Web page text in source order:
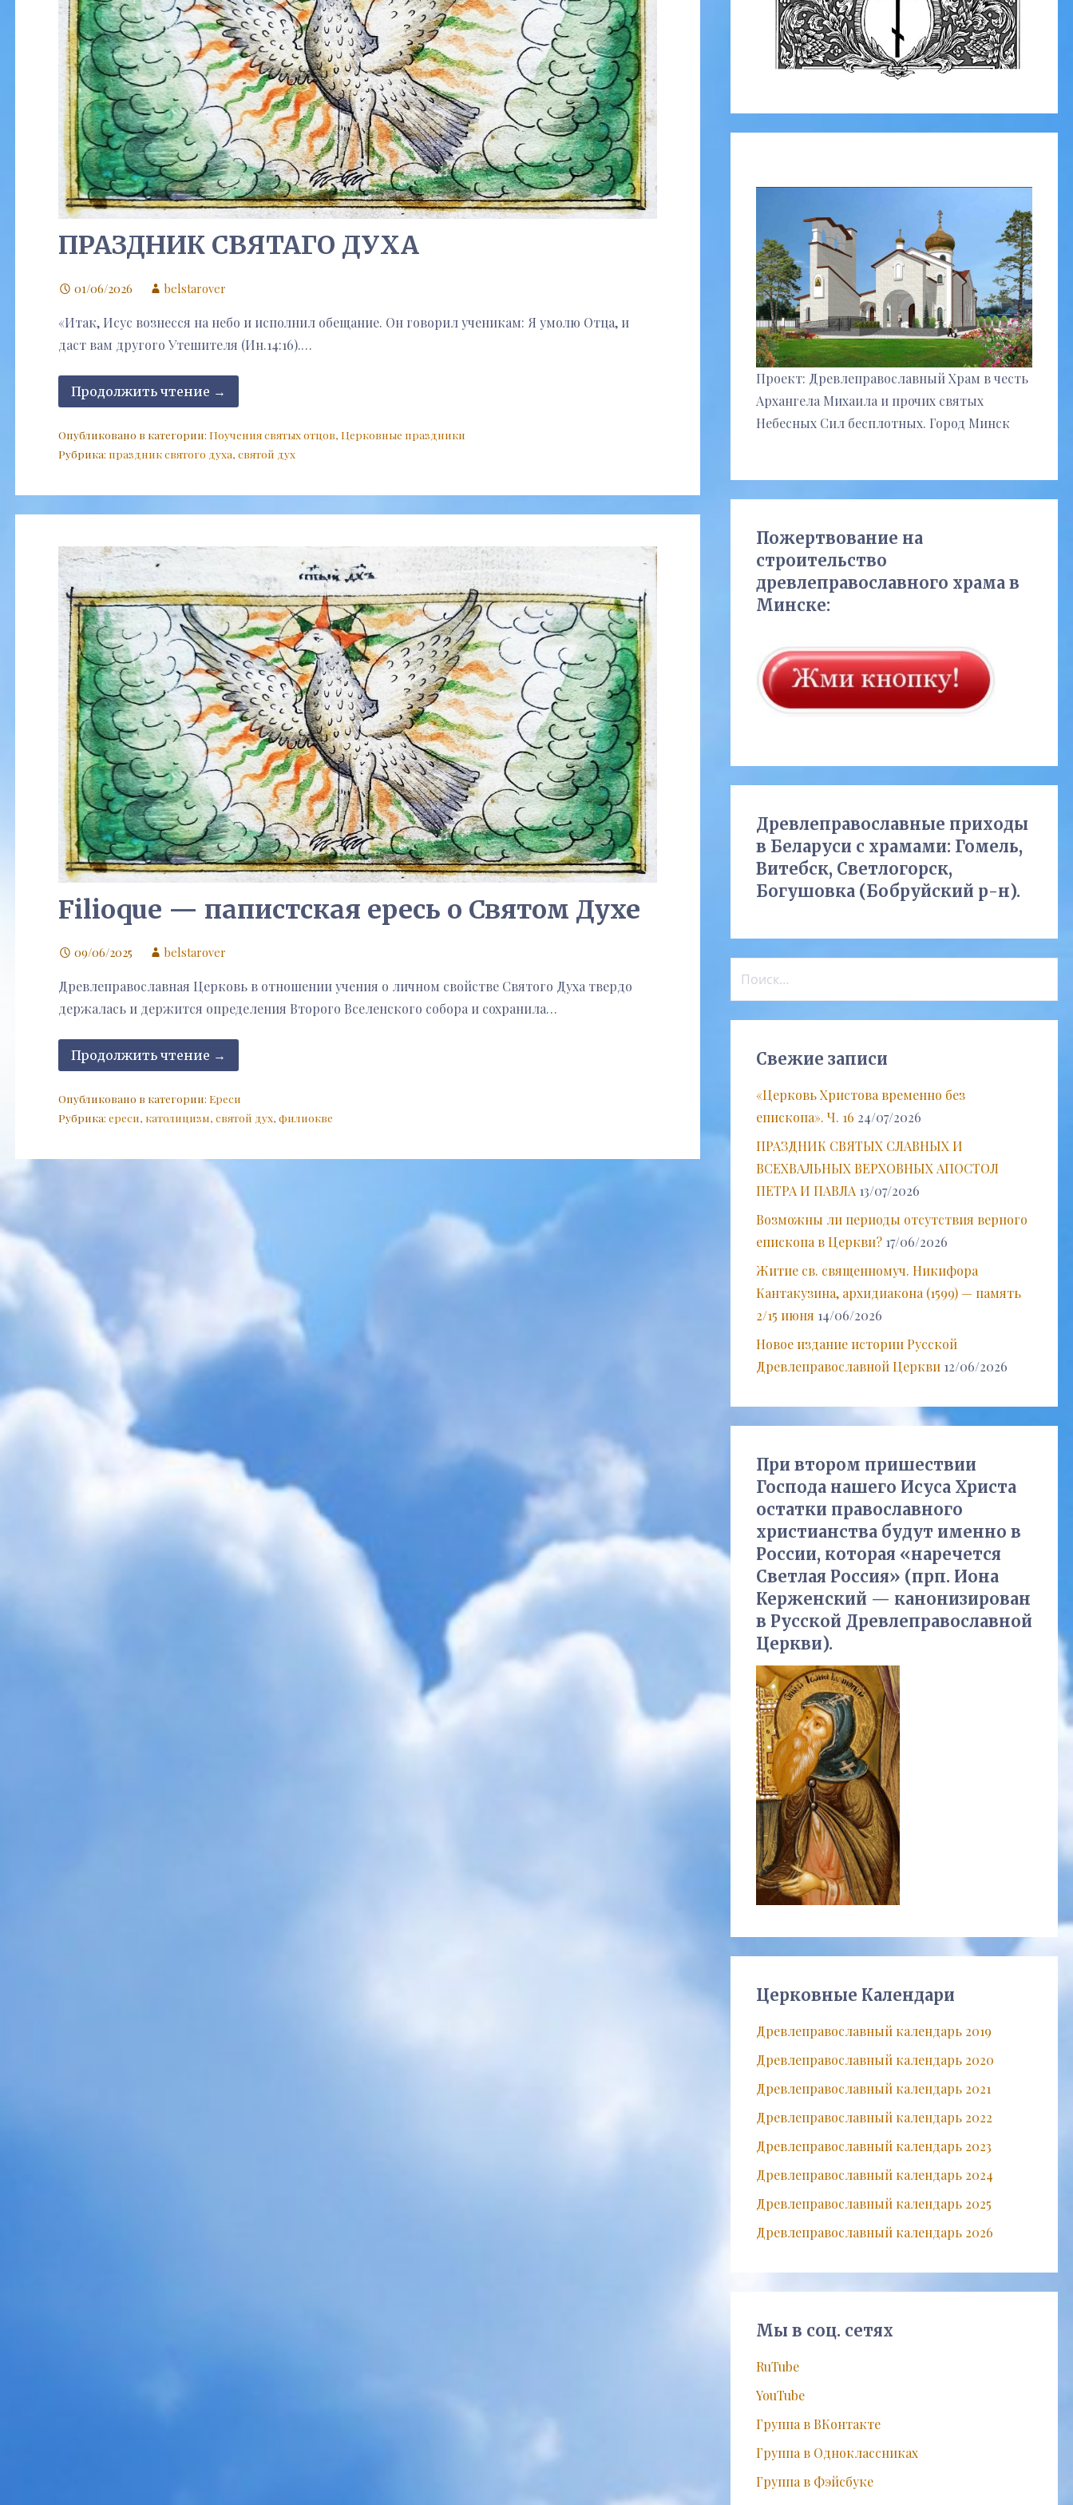
ПРАЗДНИК СВЯТАГО ДУХА
01/06/2026 belstarover
«Итак, Исус вознесся на небо и исполнил обещание. Он говорил ученикам: Я умолю Отца, и
даст вам другого Утешителя (Ин.14:16).…
Продолжить чтение →
Опубликовано в категории: Поучения святых отцов, Церковные праздники
Рубрика: праздник святого духа, святой дух
Filioque — папистская ересь о Святом Духе
09/06/2025 belstarover
Древлеправославная Церковь в отношении учения о личном свойстве Святого Духа твердо
держалась и держится определения Второго Вселенского собора и сохранила…
Продолжить чтение →
Опубликовано в категории: Ереси
Рубрика: ереси, католицизм, святой дух, филиокве
Проект: Древлеправославный Храм в честь
Архангела Михаила и прочих святых
Небесных Сил бесплотных. Город Минск
Пожертвование на
строительство
древлеправославного храма в
Минске:
Древлеправославные приходы
в Беларуси с храмами: Гомель,
Витебск, Светлогорск,
Богушовка (Бобруйский р-н).
Свежие записи
«Церковь Христова временно без
епископа». Ч. 16 24/07/2026
ПРАЗДНИК СВЯТЫХ СЛАВНЫХ И
ВСЕХВАЛЬНЫХ ВЕРХОВНЫХ АПОСТОЛ
ПЕТРА И ПАВЛА 13/07/2026
Возможны ли периоды отсутствия верного
епископа в Церкви? 17/06/2026
Житие св. священномуч. Никифора
Кантакузина, архидиакона (1599) — память
2/15 июня 14/06/2026
Новое издание истории Русской
Древлеправославной Церкви 12/06/2026
При втором пришествии
Господа нашего Исуса Христа
остатки православного
христианства будут именно в
России, которая «наречется
Светлая Россия» (прп. Иона
Керженский — канонизирован
в Русской Древлеправославной
Церкви).
Церковные Календари
Древлеправославный календарь 2019
Древлеправославный календарь 2020
Древлеправославный календарь 2021
Древлеправославный календарь 2022
Древлеправославный календарь 2023
Древлеправославный календарь 2024
Древлеправославный календарь 2025
Древлеправославный календарь 2026
Мы в соц. сетях
RuTube
YouTube
Группа в ВКонтакте
Группа в Одноклассниках
Группа в Фэйсбуке